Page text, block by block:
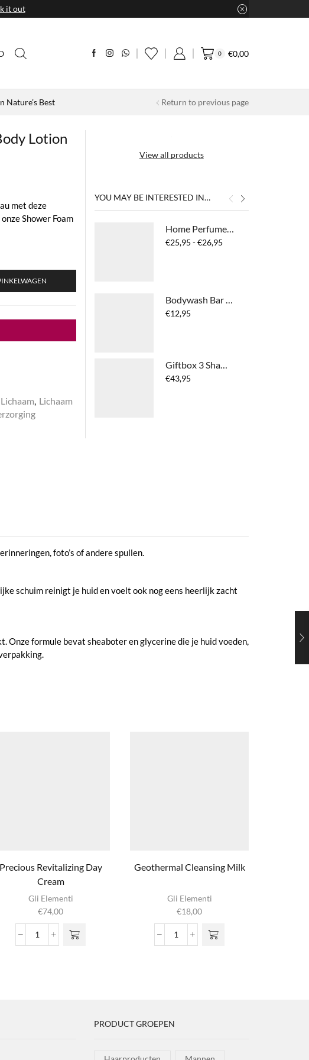
it out
0 €0,00
Nature’s Best Return to previous page
Lotion
met deze
Shower Foam
Lichaam, Lichaam
View all products
YOU MAY BE INTERESTED IN…
Home Perfume No Planet B
€25,95 - €26,95Prijsklasse:
Bodywash Bar No Planet B
€12,95
Giftbox 3 Shampoo Bar + Conditioner Bar + Body Wash Bar + Solid Bar Bag No Planet B
€43,95
foto’s of andere spullen.
schuim reinigt je huid en voelt ook nog eens heerlijk zacht
formule bevat sheaboter en glycerine die je huid voeden,
Precious Revitalizing Day
Cream
Gli Elementi
€74,00
Precious
Geothermal Cleansing Milk
Gli Elementi
€18,00
Geothermal
PRODUCT GROEPEN